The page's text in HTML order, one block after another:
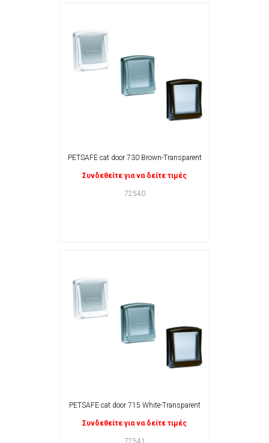
PETSAFE cat door 730 Brown-Transparent
Συνδεθείτε για να δείτε τιμές
72540
PETSAFE cat door 715 White-Transparent
Συνδεθείτε για να δείτε τιμές
72541